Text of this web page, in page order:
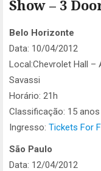
Show – 3
Belo Horizonte
Data: 10/04/2012
Local:Chevrolet Hall –
Savassi
Horário: 21h
Classificação: 15 anos
Ingresso: Tickets For
São Paulo
Data: 12/04/2012